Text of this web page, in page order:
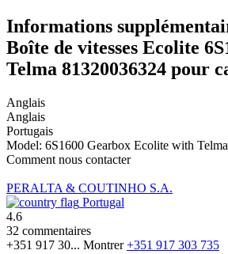
Informations
Boîte de vitesses Ecolite
Telma 81320036324 pour
Anglais
Anglais
Portugais
Model: 6S1600 Gearbox Ecolite with
Comment nous contacter
PERALTA & COUTINHO S.A.
Portugal
4.6
32 commentaires
+351 917 30... Montrer+351 917 303 735